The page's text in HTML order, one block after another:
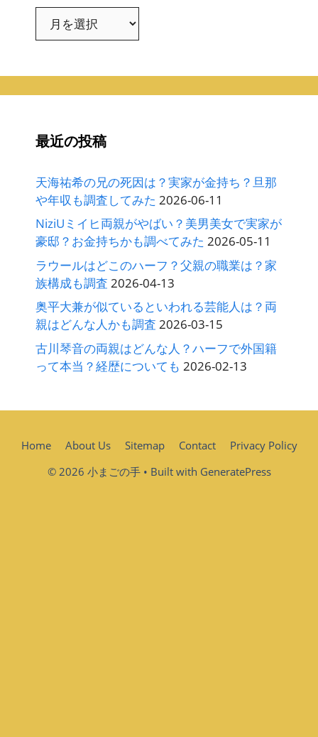
最近の投稿
天海祐希の兄の死因は？実家が金持ち？旦那
や年収も調査してみた 2026-06-11
NiziUミイヒ両親がやばい？美男美女で実家が
豪邸？お金持ちかも調べてみた 2026-05-11
ラウールはどこのハーフ？父親の職業は？家
族構成も調査 2026-04-13
奥平大兼が似ているといわれる芸能人は？両
親はどんな人かも調査 2026-03-15
古川琴音の両親はどんな人？ハーフで外国籍
って本当？経歴についても 2026-02-13
Home About Us Sitemap Contact
Privacy Policy
© 2026 小まごの手• Built with GeneratePress